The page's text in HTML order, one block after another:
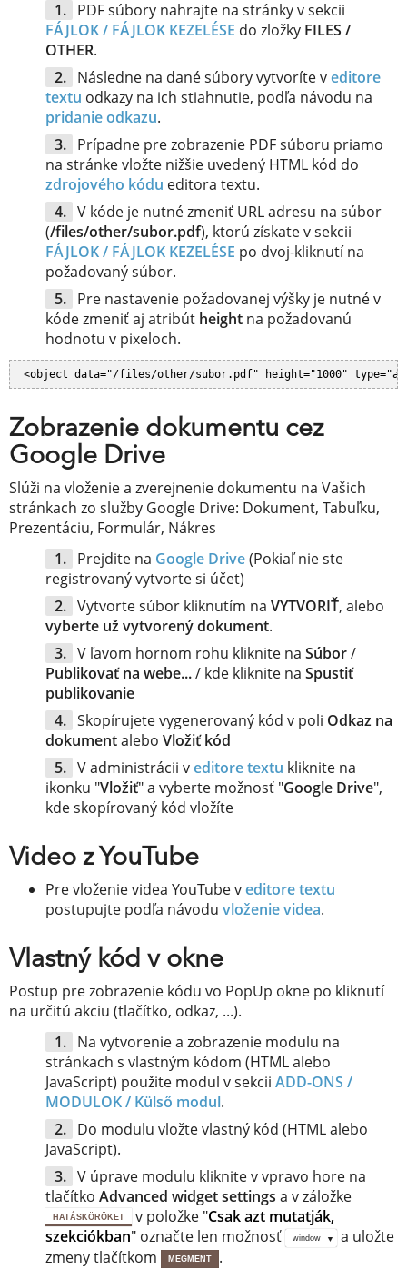
PDF súbory nahrajte na stránky v sekcii
FÁJLOK / FÁJLOK KEZELÉSE do zložky FILES /
OTHER.
Následne na dané súbory vytvoríte veditore
textu odkazy na ich stiahnutie, podľa návodu na
pridanie odkazu.
Prípadne pre zobrazenie PDF súboru priamo
na stránke vložte nižšie uvedený HTML kód do
zdrojového kódu editora textu.
V kóde je nutné zmeniť URL adresu na súbor
(/files/other/subor.pdf), ktorú získate v sekcii
FÁJLOK / FÁJLOK KEZELÉSE po dvoj-kliknutí na
požadovaný súbor.
Pre nastavenie požadovanej výšky je nutné v
kóde zmeniť aj atribút height na požadovanú
hodnotu v pixeloch.
<object data="/files/other/subor.pdf" height="1000"
Zobrazenie dokumentu cez
Google Drive
Slúži na vloženie a zverejnenie dokumentu na Vašich
stránkach zo služby Google Drive: Dokument, Tabuľku,
Prezentáciu, Formulár, Nákres
Prejdite na Google Drive(Pokiaľ nie ste
registrovaný vytvorte si účet)
Vytvorte súbor kliknutím na VYTVORIŤ, alebo
vyberte už vytvorený dokument.
V ľavom hornom rohu kliknite na Súbor/
Publikovať na webe.../ kde kliknite na Spustiť
publikovanie
Skopírujete vygenerovaný kód v poli Odkaz na
dokumentalebo Vložiť kód
V administrácii veditore textu kliknite na
ikonku "Vložiť" a vyberte možnosť "Google Drive",
kde skopírovaný kód vložíte
Video z YouTube
Pre vloženie videa YouTube veditore textu
postupujte podľa návodu vloženie videa.
Vlastný kód v okne
Postup pre zobrazenie kódu vo PopUp okne po kliknutí
na určitú akciu (tlačítko, odkaz, ...).
Na vytvorenie a zobrazenie modulu na
stránkach s vlastným kódom (HTML alebo
JavaScript) použite modul v sekcii ADD-ONS /
MODULOK / Külső modul.
Do modulu vložte vlastný kód (HTML alebo
JavaScript).
V úprave modulu kliknite v vpravo hore na
tlačítko Advanced widget settings a v záložke
HATÁSKÖRÖKET v položke "Csak azt mutatják,
szekciókban" označte len možnosť window
a uložte
zmeny tlačítkom
MEGMENT
.